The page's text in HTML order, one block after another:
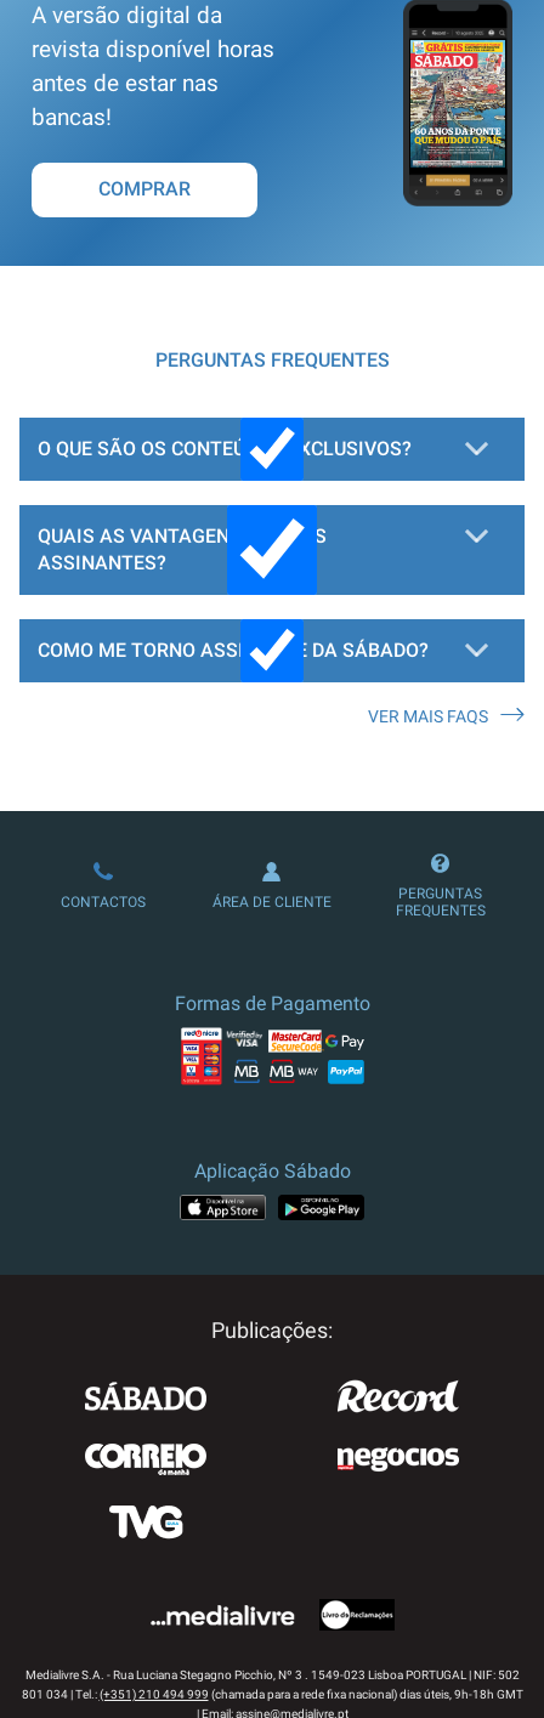
A versão digital da
revista disponível horas
antes de estar nas
bancas!
COMPRAR
PERGUNTAS FREQUENTES
O QUE SÃO OS CONTEÚDOS EXCLUSIVOS?
QUAIS AS VANTAGENS PARA OS
ASSINANTES?
COMO ME TORNO ASSINANTE DA SÁBADO?
LOJA DE ASSINATURAS
VER MAIS FAQS
CONTACTOS ÁREA DE CLIENTE
PERGUNTAS
FREQUENTES
Formas de Pagamento
Aplicação Sábado
Publicações:
Medialivre S.A. - Rua Luciana Stegagno Picchio, Nº 3 . 1549-023 Lisboa PORTUGAL | NIF: 502
801 034 | Tel.:(+351) 210 494 999 (chamada para a rede fixa nacional) dias úteis, 9h-18h GMT
| Email:assine@medialivre.pt